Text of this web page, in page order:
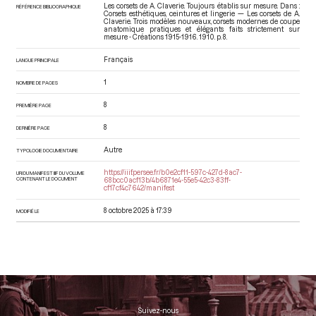
RÉFÉRENCE BIBLIOGRAPHIQUE
Les corsets de A. Claverie. Toujours établis sur mesure. Dans :
Corsets esthétiques, ceintures et lingerie — Les corsets de A.
Claverie. Trois modèles nouveaux, corsets modernes de coupe
anatomique pratiques et élégants faits strictement sur
mesure - Créations 1915-1916 . 1910. p. 8.
LANGUE PRINCIPALE Français
NOMBRE DE PAGES 1
PREMIÈRE PAGE 8
DERNIÈRE PAGE 8
TYPOLOGIE DOCUMENTAIRE Autre
URI DU MANIFEST IIIF DU VOLUME
CONTENANT LE DOCUMENT
https://iiif.persee.fr/b0e2cf11-597c-427d-8ac7-
68bcc0acf13b/4b6871e4-55e5-42c3-83ff-
cf17cf4c7642/manifest
MODIFIÉ LE 8 octobre 2025 à 17:39
Suivez-nous